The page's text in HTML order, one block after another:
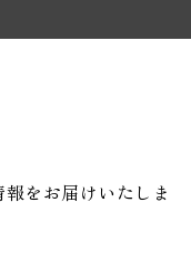
をお届けいたしま